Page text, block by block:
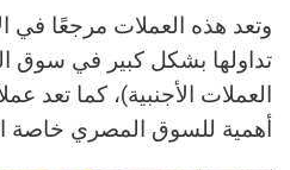
وتعد هذه العملات مرجعًا في
تداولها بشكل كبير في
العملات الأجنبية)، كما تعد
أهمية للسوق المصري خاصة